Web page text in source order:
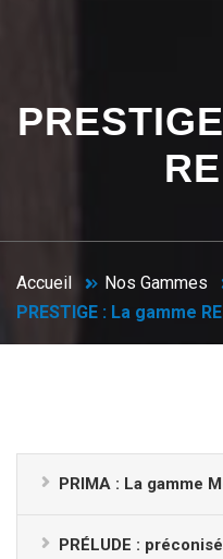
Accueil
Nos Gammes
PRESTIGE : La gamme
PRIMA : La gamme
PRÉLUDE :